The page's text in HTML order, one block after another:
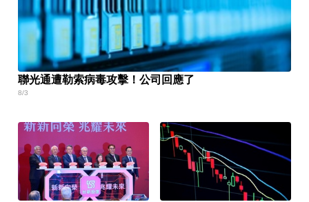
聯光通遭勒索病毒攻擊！公司回應了
8/3